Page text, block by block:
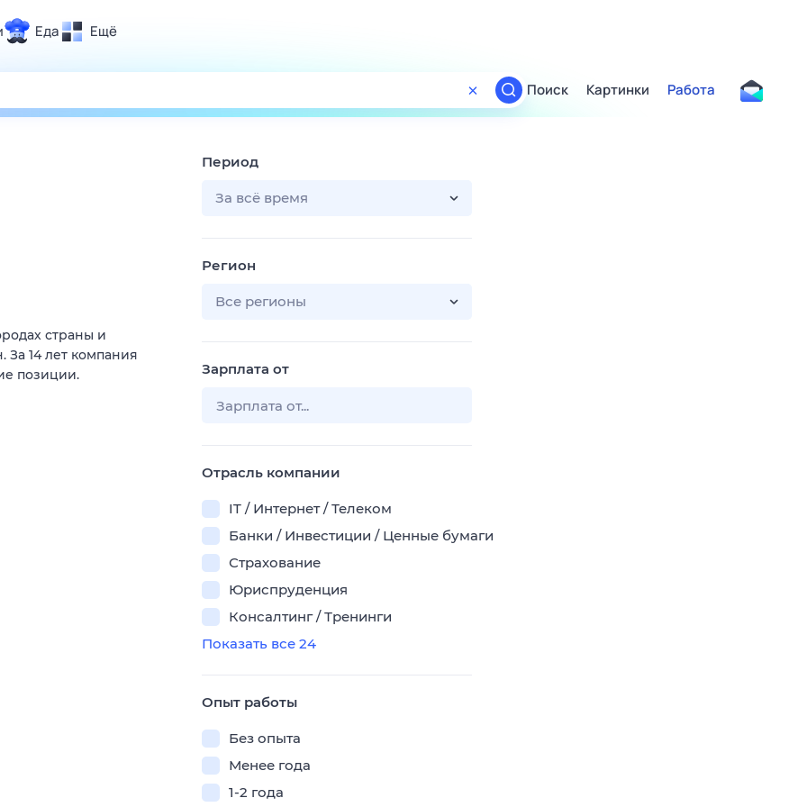
Еда Ещё
и отдых
Поиск
ТВ-программа
Поиск Картинки Работа
страны и
За 14 лет компания
позиции.
Период
За всё время
Регион
Все регионы
Зарплата от
Отрасль компании
IT / Интернет / Телеком
Банки / Инвестиции / Ценные бумаги
Страхование
Юриспруденция
Консалтинг / Тренинги
Показать все 24
Опыт работы
Без опыта
Менее года
1-2 года